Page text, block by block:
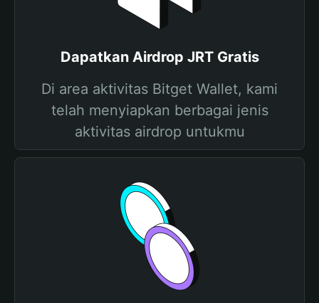
Dapatkan Airdrop JRT Gratis
Di area aktivitas Bitget Wallet, kami
telah menyiapkan berbagai jenis
aktivitas airdrop untukmu